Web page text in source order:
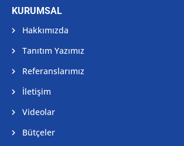
KURUMSAL
Hakkımızda
Tanıtım Yazımız
Referanslarımız
İletişim
Videolar
Bütçeler